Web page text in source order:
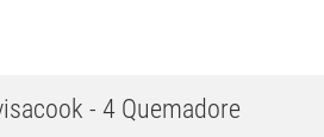
- 4 Quemadore